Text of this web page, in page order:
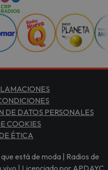
DE DATOS PERSONALES
COOKIES
ÉTICA
está de moda | Radios de
vivo | Licenciado por APDAYC